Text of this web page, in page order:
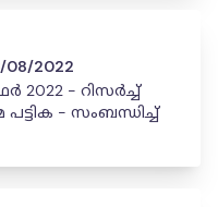
08/2022
- റിസർച്ച്
പട്ടിക - സംബന്ധിച്ച്